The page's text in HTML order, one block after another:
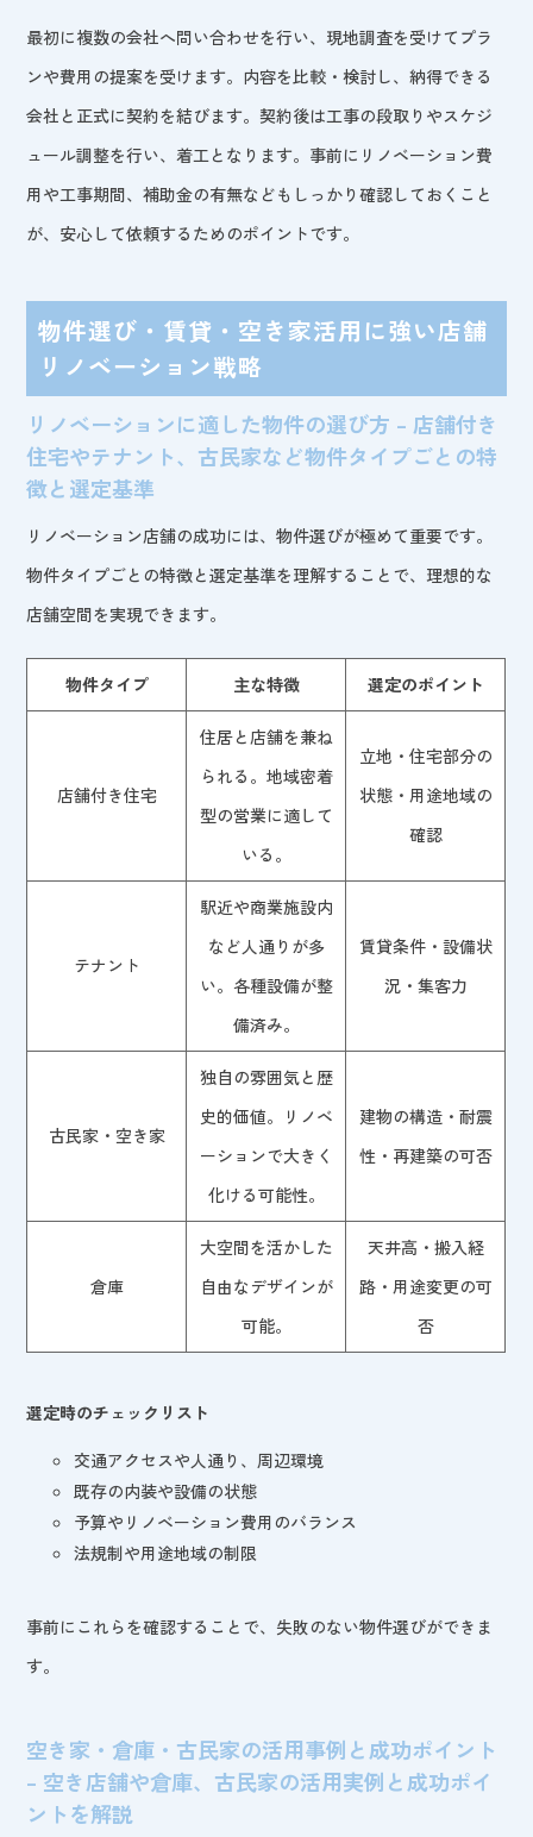
最初に複数の会社へ問い合わせを行い、現地調査を受けてプラ
ンや費用の提案を受けます。内容を比較・検討し、納得できる
会社と正式に契約を結びます。契約後は工事の段取りやスケジ
ュール調整を行い、着工となります。事前にリノベーション費
用や工事期間、補助金の有無などもしっかり確認しておくこと
が、安心して依頼するためのポイントです。
物件選び・賃貸・空き家活用に強い店舗
リノベーション戦略
リノベーションに適した物件の選び方 – 店舗付き
住宅やテナント、古民家など物件タイプごとの特
徴と選定基準
リノベーション店舗の成功には、物件選びが極めて重要です。
物件タイプごとの特徴と選定基準を理解することで、理想的な
店舗空間を実現できます。
物件タイプ 主な特徴 選定のポイント
店舗付き住宅
住居と店舗を兼ね
られる。地域密着
型の営業に適して
いる。
立地・住宅部分の
状態・用途地域の
確認
テナント
駅近や商業施設内
など人通りが多
い。各種設備が整
備済み。
賃貸条件・設備状
況・集客力
古民家・空き家
独自の雰囲気と歴
史的価値。リノベ
ーションで大きく
化ける可能性。
建物の構造・耐震
性・再建築の可否
倉庫
大空間を活かした
自由なデザインが
可能。
天井高・搬入経
路・用途変更の可
否
選定時のチェックリスト
交通アクセスや人通り、周辺環境
既存の内装や設備の状態
予算やリノベーション費用のバランス
法規制や用途地域の制限
事前にこれらを確認することで、失敗のない物件選びができま
す。
空き家・倉庫・古民家の活用事例と成功ポイント
– 空き店舗や倉庫、古民家の活用実例と成功ポイ
ントを解説